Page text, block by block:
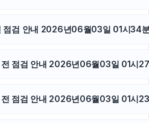
점검 안내 2026년06월03일 01시34
전 점검 안내 2026년06월03일 01시
전 점검 안내 2026년06월03일 01시